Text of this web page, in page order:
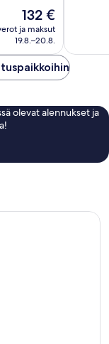
Hinta
132 €
132 €
ja maksut
19.8.–20.8.
olevat alennukset ja